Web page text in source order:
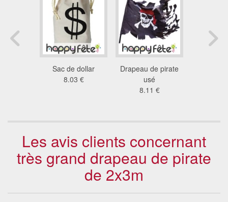
Sac de dollar
8.03 €
Drapeau de pirate
usé
8.11 €
Les avis clients concernant
très grand drapeau de pirate
de 2x3m